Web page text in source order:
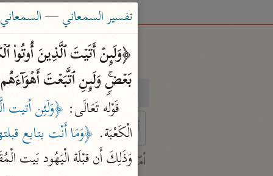
بحث تفسير
characters for results.
أمّهات
تفسير السمعاني — السمعاني (٤٨٩
بَعۡضࣲۚ وَلَىِٕنِ ٱتَّبَعۡتَ
قَوْله تَعَالَى: ﴿وَلَئِن أتيت
الْكَعْبَة. ﴿وَمَا أَنْت بتابع
وَذَلِكَ أَن قبْلَة الْيَهُود بَيت